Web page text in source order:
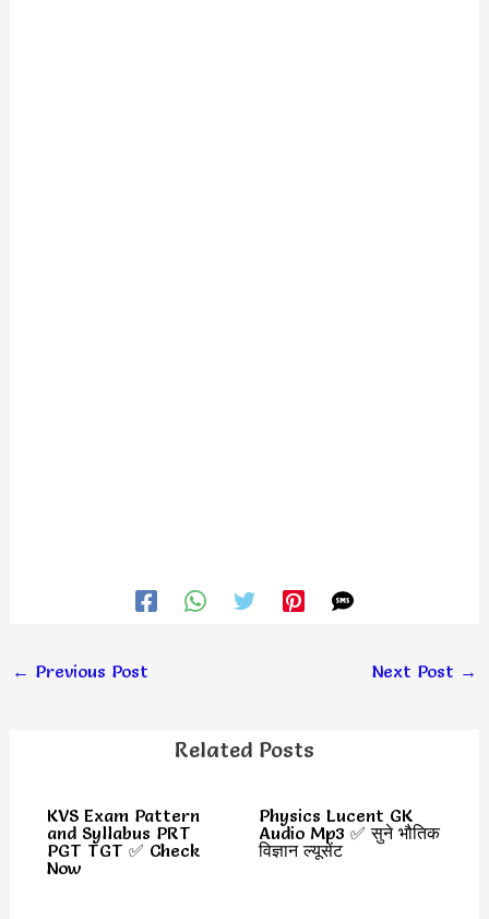
← Previous Post Next Post →
Related Posts
KVS Exam Pattern
and Syllabus PRT
PGT TGT ✅ Check
Now
Physics Lucent GK
Audio Mp3 ✅ सुने भौतिक
विज्ञान ल्यूसेंट